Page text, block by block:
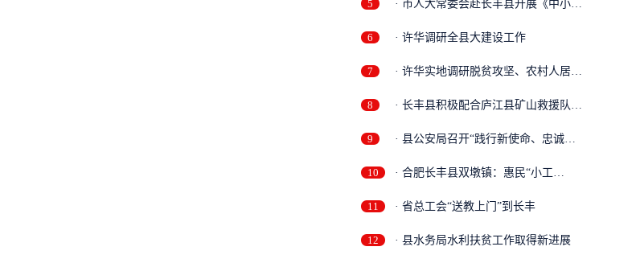
5
· 市人大常委会赴长丰县开展《中小企
6
· 许华调研全县大建设工作
7
· 许华实地调研脱贫攻坚、农村人居环
8
· 长丰县积极配合庐江县矿山救援队开
9
· 县公安局召开“践行新使命、忠诚保
10
· 合肥长丰县双墩镇：惠民“小工
11
· 省总工会“送教上门”到长丰
12 · 县水务局水利扶贫工作取得新进展